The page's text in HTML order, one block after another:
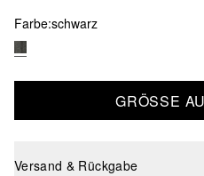
Farbe:schwarz
GRÖSSE
Versand & Rückgabe